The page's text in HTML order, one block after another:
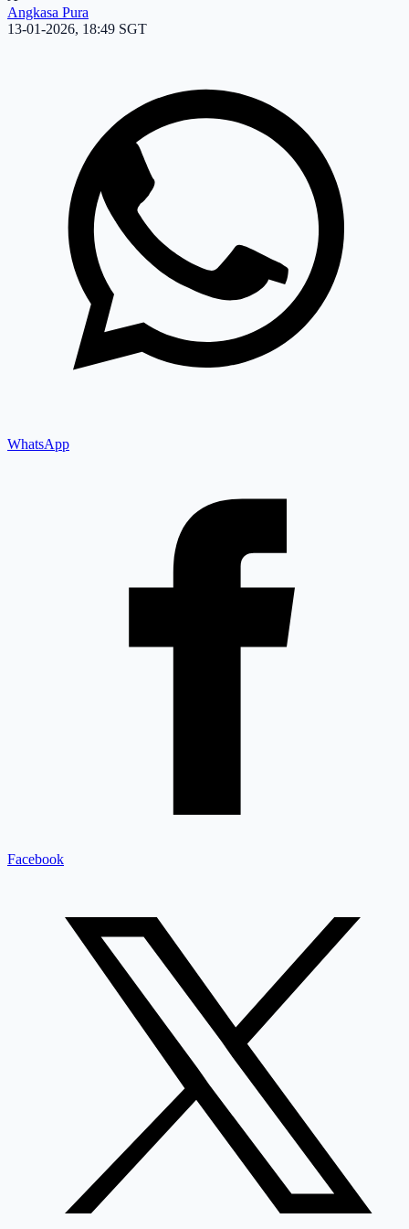
Angkasa Pura
13-01-2026, 18:49 SGT
WhatsApp
Facebook